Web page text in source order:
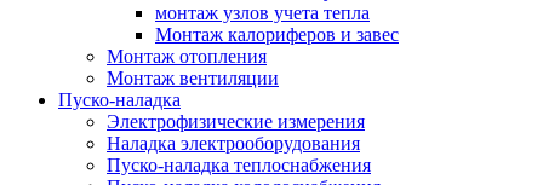
монтаж узлов учета тепла
Монтаж калориферов и завес
Монтаж отопления
Монтаж вентиляции
Пуско-наладка
Электрофизические измерения
Наладка электрооборудования
Пуско-наладка теплоснабжения